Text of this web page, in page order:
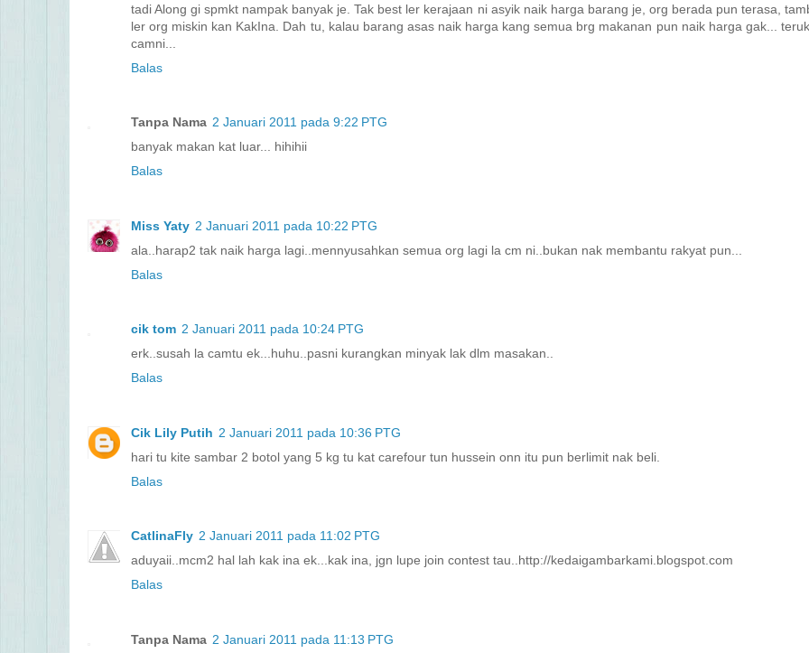
tadi Along gi spmkt nampak banyak je. Tak best ler kerajaan ni asyik naik harga barang je, org berada pun terasa,
ler org miskin kan KakIna. Dah tu, kalau barang asas naik harga kang semua brg makanan pun naik harga gak...
camni...
Balas
Tanpa Nama 2 Januari 2011 pada 9:22 PTG
banyak makan kat luar... hihihii
Balas
Miss Yaty 2 Januari 2011 pada 10:22 PTG
ala..harap2 tak naik harga lagi..mennyusahkan semua org lagi la cm ni..bukan nak membantu rakyat pun...
Balas
cik tom 2 Januari 2011 pada 10:24 PTG
erk..susah la camtu ek...huhu..pasni kurangkan minyak lak dlm masakan..
Balas
Cik Lily Putih 2 Januari 2011 pada 10:36 PTG
hari tu kite sambar 2 botol yang 5 kg tu kat carefour tun hussein onn itu pun berlimit nak beli.
Balas
CatlinaFly 2 Januari 2011 pada 11:02 PTG
aduyaii..mcm2 hal lah kak ina ek...kak ina, jgn lupe join contest tau..http://kedaigambarkami.blogspot.com
Balas
Tanpa Nama 2 Januari 2011 pada 11:13 PTG